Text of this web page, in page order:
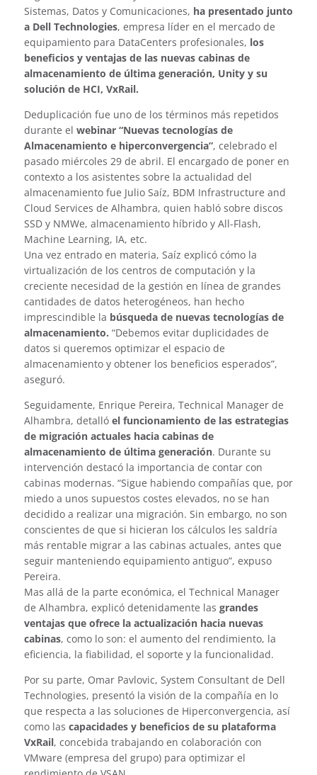
Sistemas, Datos y Comunicaciones, ha presentado junto
a Dell Technologies, empresa líder en el mercado de
equipamiento para DataCenters profesionales, los
beneficios y ventajas de las nuevas cabinas de
almacenamiento de última generación, Unity y su
solución de HCI, VxRail.
Deduplicación fue uno de los términos más repetidos
durante el webinar “Nuevas tecnologías de
Almacenamiento e hiperconvergencia”, celebrado el
pasado miércoles 29 de abril. El encargado de poner en
contexto a los asistentes sobre la actualidad del
almacenamiento fue Julio Saíz, BDM Infrastructure and
Cloud Services de Alhambra, quien habló sobre discos
SSD y NMWe, almacenamiento híbrido y All-Flash,
Machine Learning, IA, etc.
Una vez entrado en materia, Saíz explicó cómo la
virtualización de los centros de computación y la
creciente necesidad de la gestión en línea de grandes
cantidades de datos heterogéneos, han hecho
imprescindible la búsqueda de nuevas tecnologías de
almacenamiento. “Debemos evitar duplicidades de
datos si queremos optimizar el espacio de
almacenamiento y obtener los beneficios esperados”,
aseguró.
Seguidamente, Enrique Pereira, Technical Manager de
Alhambra, detalló el funcionamiento de las estrategias
de migración actuales hacia cabinas de
almacenamiento de última generación. Durante su
intervención destacó la importancia de contar con
cabinas modernas. “Sigue habiendo compañías que, por
miedo a unos supuestos costes elevados, no se han
decidido a realizar una migración. Sin embargo, no son
conscientes de que si hicieran los cálculos les saldría
más rentable migrar a las cabinas actuales, antes que
seguir manteniendo equipamiento antiguo”, expuso
Pereira.
Mas allá de la parte económica, el Technical Manager
de Alhambra, explicó detenidamente las grandes
ventajas que ofrece la actualización hacia nuevas
cabinas, como lo son: el aumento del rendimiento, la
eficiencia, la fiabilidad, el soporte y la funcionalidad.
Por su parte, Omar Pavlovic, System Consultant de Dell
Technologies, presentó la visión de la compañía en lo
que respecta a las soluciones de Hiperconvergencia, así
como las capacidades y beneficios de su plataforma
VxRail, concebida trabajando en colaboración con
VMware (empresa del grupo) para optimizar el